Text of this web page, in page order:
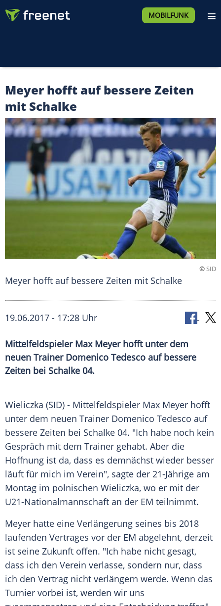
MOBILFUNK
Meyer hofft auf bessere Zeiten
mit Schalke
©SID
Meyer hofft auf bessere Zeiten mit Schalke
19.06.2017 - 17:28 Uhr
Mittelfeldspieler Max Meyer hofft unter dem
neuen Trainer Domenico Tedesco auf bessere
Zeiten bei Schalke 04.
Wieliczka (SID) - Mittelfeldspieler Max Meyer hofft
unter dem neuen Trainer Domenico Tedesco auf
bessere Zeiten bei Schalke 04. "Ich habe noch kein
Gespräch mit dem Trainer gehabt. Aber die
Hoffnung ist da, dass es demnächst wieder besser
läuft für mich im Verein", sagte der 21-Jährige am
Montag im polnischen Wieliczka, wo er mit der
U21-Nationalmannschaft an der EM teilnimmt.
Meyer hatte eine Verlängerung seines bis 2018
laufenden Vertrages vor der EM abgelehnt, derzeit
ist seine Zukunft offen. "Ich habe nicht gesagt,
dass ich den Verein verlasse, sondern nur, dass
ich den Vertrag nicht verlängern werde. Wenn das
Turnier vorbei ist, werden wir uns